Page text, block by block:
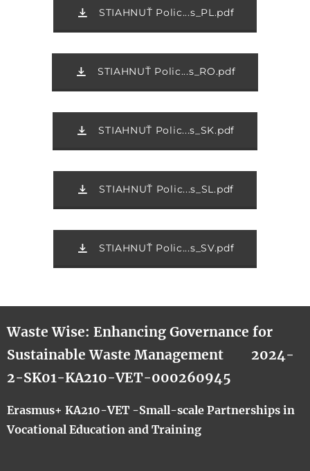
STIAHNUŤ Polic...s_PL.pdf
STIAHNUŤ Polic...s_RO.pdf
STIAHNUŤ Polic...s_SK.pdf
STIAHNUŤ Polic...s_SL.pdf
STIAHNUŤ Polic...s_SV.pdf
Waste Wise: Enhancing Governance for
Sustainable Waste Management 2024-
2-SK01-KA210-VET-000260945
Erasmus+ KA210-VET -Small-scale Partnerships in
Vocational Education and Training